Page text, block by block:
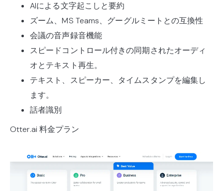
AIによる文字起こしと要約
ズーム、MS Teams、グーグルミートとの互換性
会議の音声録音機能
スピードコントロール付きの同期されたオーディ
オとテキスト再生。
テキスト、スピーカー、タイムスタンプを編集し
ます。
話者識別
Otter.ai 料金プラン